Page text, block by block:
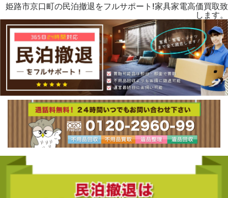
姫路市京口町の民泊撤退をフルサポート!家具家電高価買取致
します。